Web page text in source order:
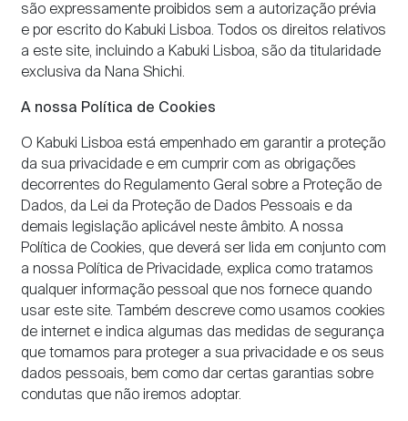
são expressamente proibidos sem a autorização prévia
e por escrito do Kabuki Lisboa. Todos os direitos relativos
a este site, incluindo a Kabuki Lisboa, são da titularidade
exclusiva da Nana Shichi.
A nossa Política de Cookies
O Kabuki Lisboa está empenhado em garantir a proteção
da sua privacidade e em cumprir com as obrigações
decorrentes do Regulamento Geral sobre a Proteção de
Dados, da Lei da Proteção de Dados Pessoais e da
demais legislação aplicável neste âmbito. A nossa
Política de Cookies, que deverá ser lida em conjunto com
a nossa Política de Privacidade, explica como tratamos
qualquer informação pessoal que nos fornece quando
usar este site. Também descreve como usamos cookies
de internet e indica algumas das medidas de segurança
que tomamos para proteger a sua privacidade e os seus
dados pessoais, bem como dar certas garantias sobre
condutas que não iremos adoptar.